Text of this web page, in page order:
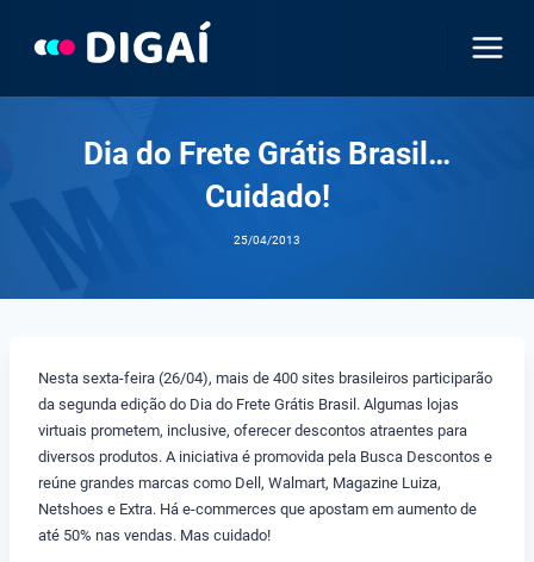
Dia do Frete Grátis Brasil…
Cuidado!
25/04/2013
Nesta sexta-feira (26/04), mais de 400 sites brasileiros participarão
da segunda edição do Dia do Frete Grátis Brasil. Algumas lojas
virtuais prometem, inclusive, oferecer descontos atraentes para
diversos produtos. A iniciativa é promovida pela Busca Descontos e
reúne grandes marcas como Dell, Walmart, Magazine Luiza,
Netshoes e Extra. Há e-commerces que apostam em aumento de
até 50% nas vendas. Mas cuidado!